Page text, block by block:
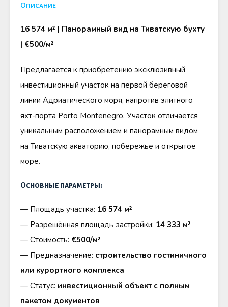
Описание
16 574 м² | Панорамный вид на Тиватскую бухту
| €500/м²
Предлагается к приобретению эксклюзивный
инвестиционный участок на первой береговой
линии Адриатического моря, напротив элитного
яхт-порта Porto Montenegro. Участок отличается
уникальным расположением и панорамным видом
на Тиватскую акваторию, побережье и открытое
море.
Основные параметры:
— Площадь участка: 16 574 м²
— Разрешённая площадь застройки: 14 333 м²
— Стоимость: €500/м²
— Предназначение: строительство гостиничного
или курортного комплекса
— Статус: инвестиционный объект с полным
пакетом документов